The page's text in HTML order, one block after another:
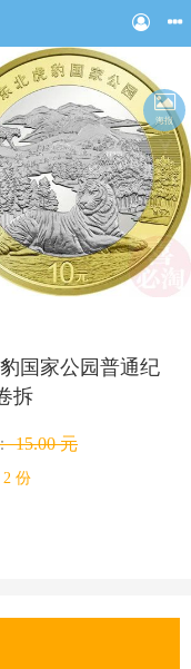
国家公园普通纪
拆
15.00 元
2 份
海报